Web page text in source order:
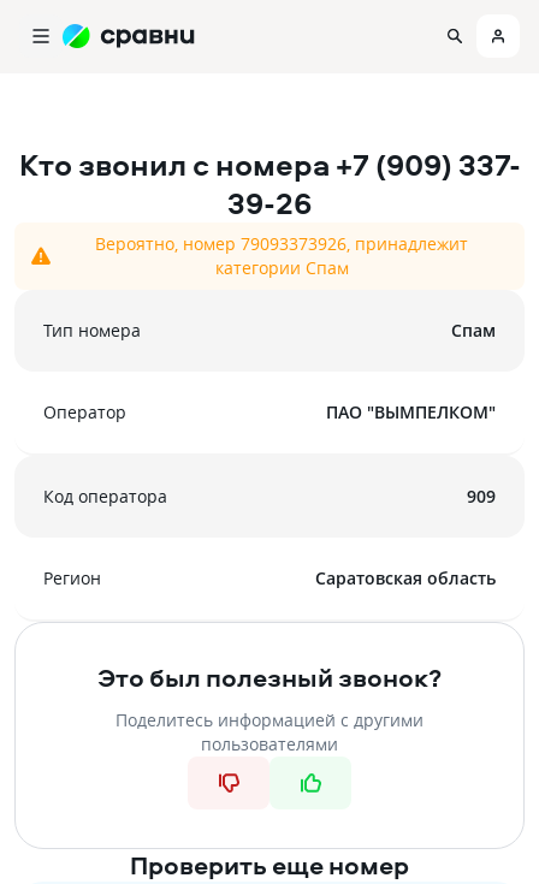
Кто звонил с номера +7 (909) 337-
39-26
Вероятно, номер 79093373926, принадлежит
категории Спам
Тип номера Спам
Оператор ПАО "ВЫМПЕЛКОМ"
Код оператора 909
Регион Саратовская область
Это был полезный звонок?
Поделитесь информацией с другими
пользователями
Проверить еще номер